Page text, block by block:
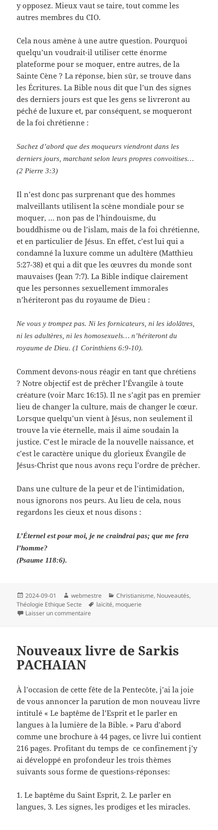
y opposez. Mieux vaut se taire, tout comme les
autres membres du CIO.
Cela nous amène à une autre question. Pourquoi
quelqu’un voudrait-il utiliser cette énorme
plateforme pour se moquer, entre autres, de la
Sainte Cène ? La réponse, bien sûr, se trouve dans
les Écritures. La Bible nous dit que l’un des signes
des derniers jours est que les gens se livreront au
péché de luxure et, par conséquent, se moqueront
de la foi chrétienne :
Sachez d’abord que des moqueurs viendront dans les
derniers jours, marchant selon leurs propres convoitises…
(2 Pierre 3:3)
Il n’est donc pas surprenant que des hommes
malveillants utilisent la scène mondiale pour se
moquer, … non pas de l’hindouisme, du
bouddhisme ou de l’islam, mais de la foi chrétienne,
et en particulier de Jésus. En effet, c’est lui qui a
condamné la luxure comme un adultère (Matthieu
5:27-38) et qui a dit que les œuvres du monde sont
mauvaises (Jean 7:7). La Bible indique clairement
que les personnes sexuellement immorales
n’hériteront pas du royaume de Dieu :
Ne vous y trompez pas. Ni les fornicateurs, ni les idolâtres,
ni les adultères, ni les homosexuels… n’hériteront du
royaume de Dieu. (1 Corinthiens 6:9-10).
Comment devons-nous réagir en tant que chrétiens
? Notre objectif est de prêcher l’Évangile à toute
créature (voir Marc 16:15). Il ne s’agit pas en premier
lieu de changer la culture, mais de changer le cœur.
Lorsque quelqu’un vient à Jésus, non seulement il
trouve la vie éternelle, mais il aime soudain la
justice. C’est le miracle de la nouvelle naissance, et
c’est le caractère unique du glorieux Évangile de
Jésus-Christ que nous avons reçu l’ordre de prêcher.
Dans une culture de la peur et de l’intimidation,
nous ignorons nos peurs. Au lieu de cela, nous
regardons les cieux et nous disons :
L’Éternel est pour moi, je ne craindrai pas; que me fera
l’homme?
(Psaume 118:6).
Publié
le
2024-09-01 Auteur
webmestre Catégories
Christianisme, Nouveautés,
Théologie Ethique Secte
Mots-
laïcité, moquerie
Laisser un commentaire
Nouveaux livre de Sarkis
PACHAIAN
À l’occasion de cette fête de la Pentecôte, j’ai la joie
de vous annoncer la parution de mon nouveau livre
intitulé « Le baptême de l’Esprit et le parler en
langues à la lumière de la Bible. » Paru d’abord
comme une brochure à 44 pages, ce livre lui contient
216 pages. Profitant du temps de ce confinement j’y
ai développé en profondeur les trois thèmes
suivants sous forme de questions-réponses:
1. Le baptême du Saint Esprit, 2. Le parler en
langues, 3. Les signes, les prodiges et les miracles.